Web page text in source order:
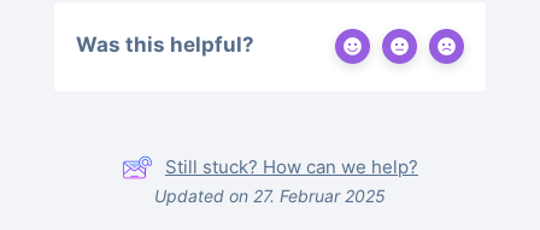
Was this helpful?
Still stuck? How can we help?
Updated on 27. Februar 2025